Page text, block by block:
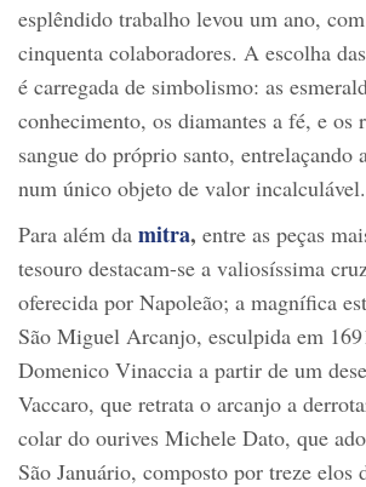
esplêndido trabalho levou um ano,
cinquenta colaboradores. A escolha
é carregada de simbolismo: as
conhecimento, os diamantes a fé, e os
sangue do próprio santo, entrelaçando
num único objeto de valor incalculável.
Para além da mitra, entre as peças
tesouro destacam-se a valiosíssima
oferecida por Napoleão; a magnífica
São Miguel Arcanjo, esculpida em
Domenico Vinaccia a partir de um
Vaccaro, que retrata o arcanjo a
colar do ourives Michele Dato, que
São Januário, composto por treze elos